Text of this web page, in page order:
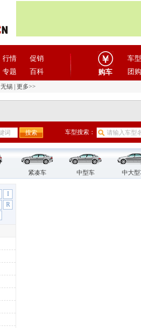
行情
促销
专题 百科 购车
车型
团购
无锡 更多>>
车型搜索：
紧凑车 中型车 中大
I
R